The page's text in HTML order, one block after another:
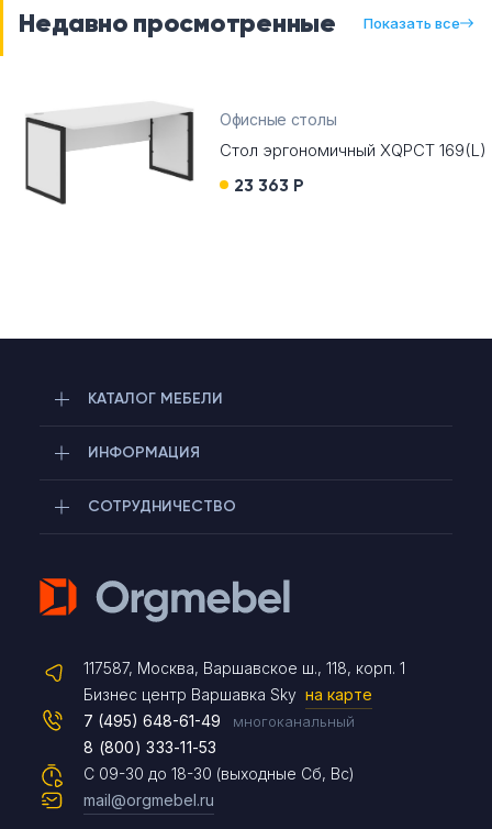
Недавно просмотренные Показать все
Офисные столы
Стол эргономичный XQPCT 169(L)
23 363 Р
КАТАЛОГ МЕБЕЛИ
ИНФОРМАЦИЯ
СОТРУДНИЧЕСТВО
117587, Москва, Варшавское ш., 118, корп. 1
Бизнес центр Варшавка Sky на карте
С 09-30 до 18-30 (выходные Сб, Вс)
7 (495) 648-61-49 многоканальный
8 (800) 333-11-53
mail@orgmebel.ru
Telegram
Max
Чат на сайте